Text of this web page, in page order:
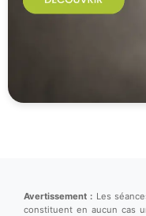
Avertissement : Les
constituent en aucun cas